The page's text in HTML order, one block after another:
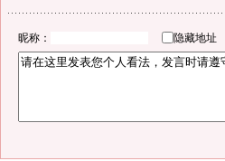
昵称： 隐藏地址